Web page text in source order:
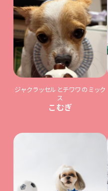
ジャクラッセルとチワワのミック
ス
こむぎ